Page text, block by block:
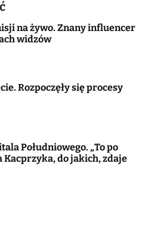
na żywo. Znany influencer
widzów
Rozpoczęły się procesy
Południowego. „To po
do jakich, zdaje